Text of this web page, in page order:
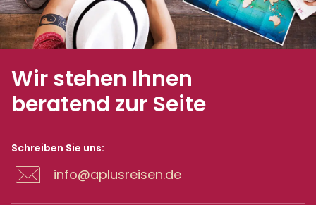
Wir stehen Ihnen
beratend zur Seite
Schreiben Sie uns:
info@aplusreisen.de